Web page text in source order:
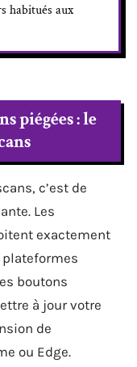
habitués aux
piégées : le
c’est de
Les
exactement
plateformes
boutons
à jour votre
de
ou Edge.